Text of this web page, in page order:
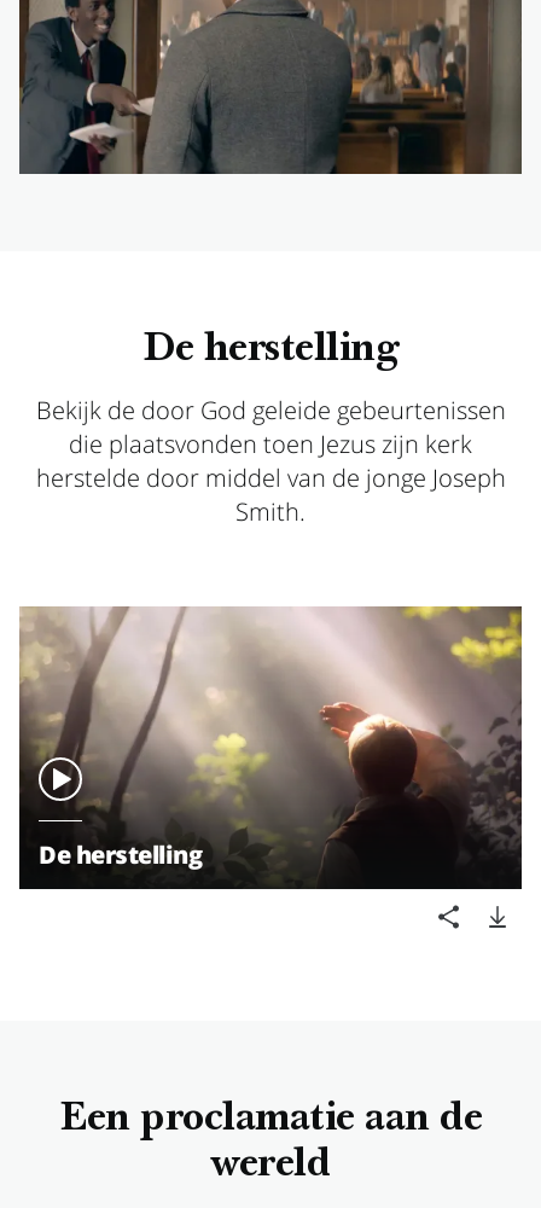
De herstelling
Bekijk de door God geleide gebeurtenissen
die plaatsvonden toen Jezus zijn kerk
herstelde door middel van de jonge Joseph
Smith.
De herstelling
Een proclamatie aan de
wereld